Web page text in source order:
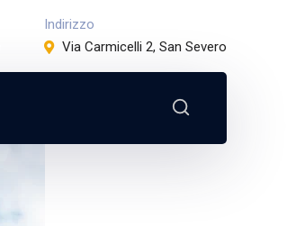
Indirizzo
Via Carmicelli 2, San Severo